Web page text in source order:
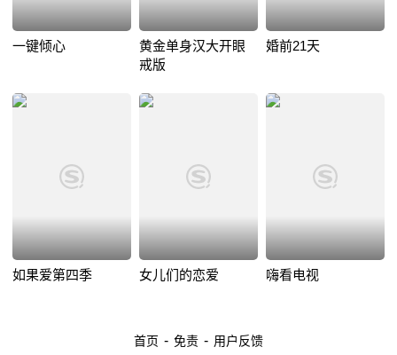
一键倾心
黄金单身汉大开眼
戒版
婚前21天
如果爱第四季 女儿们的恋爱 嗨看电视
首页 - 免责 - 用户反馈